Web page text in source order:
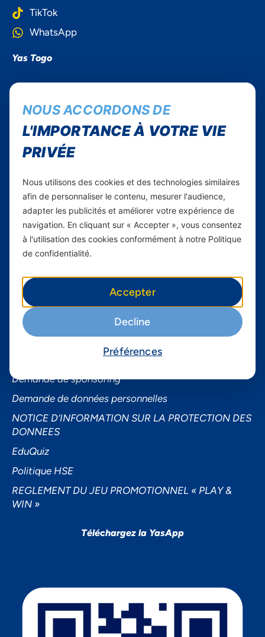
TikTok
WhatsApp
Yas Togo
Carrières
Yas en Afrique
Axian Telecom
Services Mobiles
Internet Résidentiel
Business
Smartphones
Informations utiles
À propos de Yas FAQ
Trouvez une agence
Assistance
Conditions générales d’utilisation
Demande de sponsoring
Demande de données personnelles
NOTICE D’INFORMATION SUR LA PROTECTION DES
DONNEES
EduQuiz
Politique HSE
REGLEMENT DU JEU PROMOTIONNEL « PLAY &
WIN »
Téléchargez la YasApp
NOUS ACCORDONS DE
L'IMPORTANCE À VOTRE VIE
PRIVÉE
Nous utilisons des cookies et des technologies similaires
afin de personnaliser le contenu, mesurer l'audience,
adapter les publicités et améliorer votre expérience de
navigation. En cliquant sur « Accepter », vous consentez
à l'utilisation des cookies conformément à notre Politique
de confidentialité.
Accepter
Decline
Préférences